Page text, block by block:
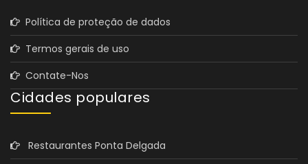
Política de proteção de dados
Termos gerais de uso
Contate-Nos
Cidades populares
Restaurantes Ponta Delgada